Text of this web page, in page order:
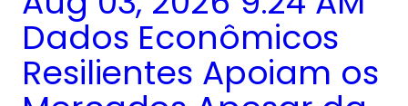
Dados Econômicos
Resilientes Apoiam os